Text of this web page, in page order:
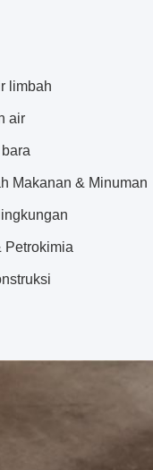
limbah
air
Makanan & Minuman
Petrokimia